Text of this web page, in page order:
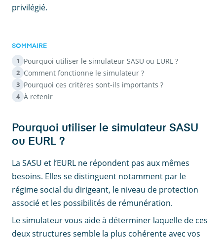
privilégié.
SOMMAIRE
1 Pourquoi utiliser le simulateur SASU ou EURL ?
2 Comment fonctionne le simulateur ?
3 Pourquoi ces critères sont-ils importants ?
4 À retenir
Pourquoi utiliser le simulateur SASU
ou EURL ?
La SASU et l’EURL ne répondent pas aux mêmes
besoins. Elles se distinguent notamment par le
régime social du dirigeant, le niveau de protection
associé et les possibilités de rémunération.
Le simulateur vous aide à déterminer laquelle de ces
deux structures semble la plus cohérente avec vos